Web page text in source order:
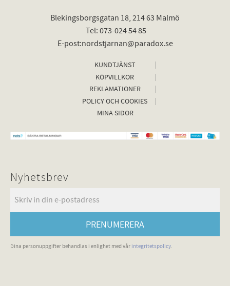
Blekingsborgsgatan 18, 214 63 Malmö
Tel: 073-024 54 85
E-post:nordstjarnan@paradox.se
KUNDTJÄNST
KÖPVILLKOR
REKLAMATIONER
POLICY OCH COOKIES
MINA SIDOR
Nyhetsbrev
PRENUMERERA
Dina personuppgifter behandlas i enlighet med vår integritetspolicy.